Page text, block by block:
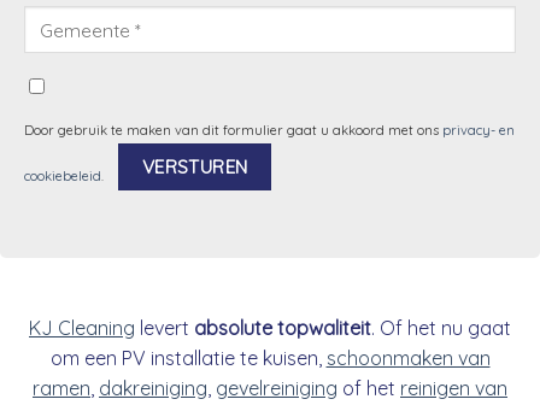
Door gebruik te maken van dit formulier gaat u akkoord met ons privacy- en
cookiebeleid.
KJ Cleaning levert absolute topwaliteit. Of het nu gaat
om een PV installatie te kuisen, schoonmaken van
ramen, dakreiniging, gevelreiniging of het reinigen van